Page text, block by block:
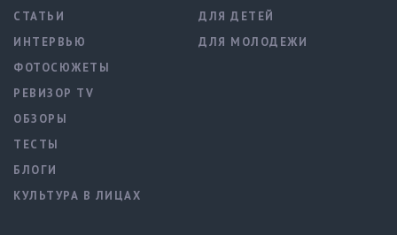
СТАТЬИ
ИНТЕРВЬЮ
ФОТОСЮЖЕТЫ
РЕВИЗОР TV
ОБЗОРЫ
ТЕСТЫ
БЛОГИ
КУЛЬТУРА В ЛИЦАХ
ДЛЯ ДЕТЕЙ
ДЛЯ МОЛОДЕЖИ